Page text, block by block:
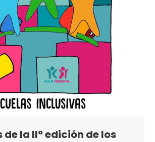
la IIª edición de los